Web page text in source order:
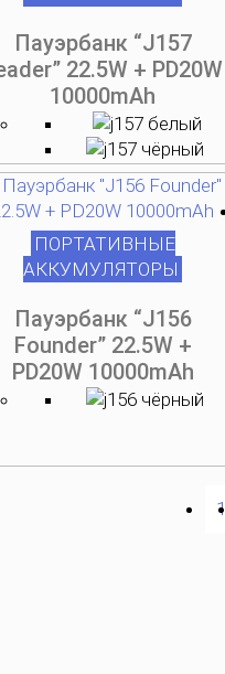
Пауэрбанк “J157
22.5W + PD20W
10000mAh
ПОРТАТИВНЫЕ
АККУМУЛЯТОРЫ
Пауэрбанк “J156
Founder” 22.5W +
PD20W 10000mAh
1